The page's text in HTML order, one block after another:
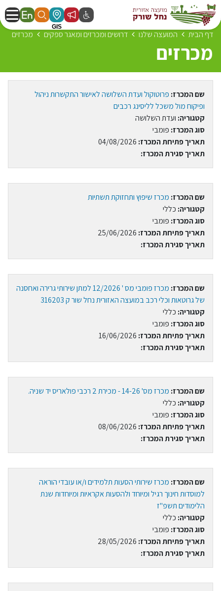
דף הבית המועצה שלנו דרושים ומכרזים ומאגר ספקים מכרזים
מכרזים
שם המכרז: פרוטוקול ועדת השלושה לאישור התקשרות ניהול
ופיקוח מול משכל לליסינג רכבים
קטגוריה: ועדת השלושה
סוג המכרז: פומבי
תאריך פתיחת המכרז: 04/08/2026
תאריך סגירת המכרז:
שם המכרז: מכרז שיפוץ ותחזוקת תשתיות
קטגוריה: כללי
סוג המכרז: פומבי
תאריך פתיחת המכרז: 25/06/2026
תאריך סגירת המכרז:
שם המכרז:
מכרז פומבי מס ' 12/2026 למתן שירותי גרירה ואחסנה
של גרוטאות וכלי רכב במועצה האזורית נחל שור ק 316203
קטגוריה: כללי
סוג המכרז: פומבי
תאריך פתיחת המכרז: 16/06/2026
תאריך סגירת המכרז:
שם המכרז: מכרז מס' 14-26 - מכירת 2 רכבי פולאריס יד שניה.
קטגוריה: כללי
סוג המכרז: פומבי
תאריך פתיחת המכרז: 08/06/2026
תאריך סגירת המכרז:
שם המכרז: מכרז שירותי הסעות תלמידים ו/או עובדי הוראה
למוסדות חינוך רגיל ומיוחד ולהסעות אקראיות ומיוחדות שנת
הלימודים תשפ"ז
קטגוריה: כללי
סוג המכרז: פומבי
תאריך פתיחת המכרז: 28/05/2026
תאריך סגירת המכרז: